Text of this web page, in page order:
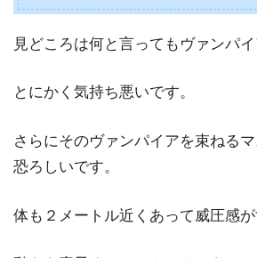
見どころは何と言ってもヴァンパイ
とにかく気持ち悪いです。
さらにそのヴァンパイアを束ねる
恐ろしいです。
体も２メートル近くあって威圧感が